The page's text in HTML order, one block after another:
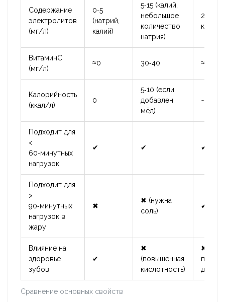
Сравнение основных свойств
Содержание
электролитов
(мг/л)
0‑5
(натрий,
калий)
5‑15 (калий,
небольшое
количество
натрия)
калий,
ВитаминC
(мг/л)
≈0 30‑40 ≈0
Калорийность
(ккал/л)
0
5‑10 (если
добавлен
мёд)
~200
Подходит для
<
60‑минутных
нагрузок
✔ ✔ ✔
Подходит для
>
90‑минутных
нагрузок в
жару
✖
✖ (нужна
соль)
✔
Влияние на
здоровье
зубов
✔
✖
(повышенная
кислотность)
✖